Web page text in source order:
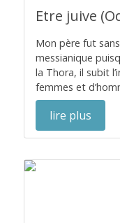
Etre juive
Mon père fut
messianique
la Thora, il subit
femmes et
lire plus